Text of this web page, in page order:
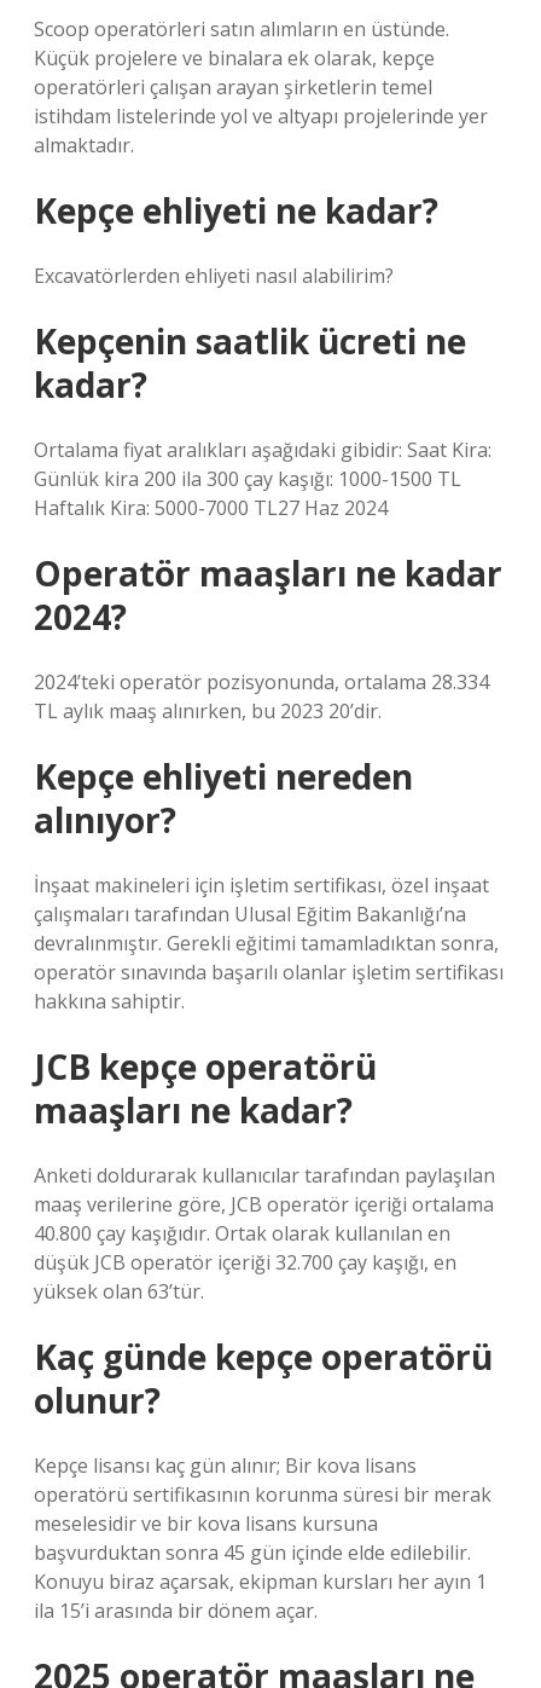
Scoop operatörleri satın alımların en üstünde.
Küçük projelere ve binalara ek olarak, kepçe
operatörleri çalışan arayan şirketlerin temel
istihdam listelerinde yol ve altyapı projelerinde yer
almaktadır.
Kepçe ehliyeti ne kadar?
Excavatörlerden ehliyeti nasıl alabilirim?
Kepçenin saatlik ücreti ne
kadar?
Ortalama fiyat aralıkları aşağıdaki gibidir: Saat Kira:
Günlük kira 200 ila 300 çay kaşığı: 1000-1500 TL
Haftalık Kira: 5000-7000 TL27 Haz 2024
Operatör maaşları ne kadar
2024?
2024’teki operatör pozisyonunda, ortalama 28.334
TL aylık maaş alınırken, bu 2023 20’dir.
Kepçe ehliyeti nereden
alınıyor?
İnşaat makineleri için işletim sertifikası, özel inşaat
çalışmaları tarafından Ulusal Eğitim Bakanlığı’na
devralınmıştır. Gerekli eğitimi tamamladıktan sonra,
operatör sınavında başarılı olanlar işletim sertifikası
hakkına sahiptir.
JCB kepçe operatörü
maaşları ne kadar?
Anketi doldurarak kullanıcılar tarafından paylaşılan
maaş verilerine göre, JCB operatör içeriği ortalama
40.800 çay kaşığıdır. Ortak olarak kullanılan en
düşük JCB operatör içeriği 32.700 çay kaşığı, en
yüksek olan 63’tür.
Kaç günde kepçe operatörü
olunur?
Kepçe lisansı kaç gün alınır; Bir kova lisans
operatörü sertifikasının korunma süresi bir merak
meselesidir ve bir kova lisans kursuna
başvurduktan sonra 45 gün içinde elde edilebilir.
Konuyu biraz açarsak, ekipman kursları her ayın 1
ila 15’i arasında bir dönem açar.
2025 operatör maaşları ne